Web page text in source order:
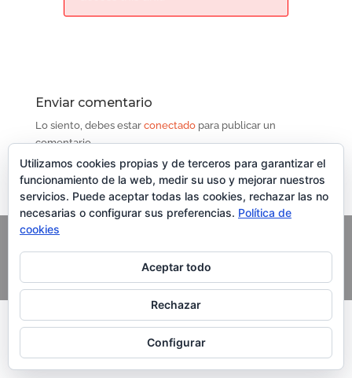
Enviar comentario
Lo siento, debes estar conectadopara publicar un
comentario.
Contenido del Curso
Copyright Grupo Oleoturismia. Al servicio del Aceite de
Oliva Virgen Extra
Utilizamos cookies propias y de terceros para garantizar el
funcionamiento de la web, medir su uso y mejorar nuestros
servicios. Puede aceptar todas las cookies, rechazar las no
necesarias o configurar sus preferencias. Política de
cookies
Aceptar todo
Rechazar
Configurar